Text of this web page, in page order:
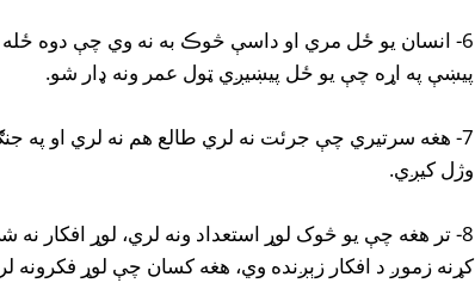
6- انسان یو ځل مري او داسې څوڪ به نه وي چې دوه
پیښې په اړه چې یو ځل پیښیږي ټول عمر ونه ډار شو.
7- هغه سرتیري چې جرئت نه لري طالع هم نه لري او
وژل کیږي.
8- تر هغه چې یو څوک لوړ استعداد ونه لري، لوړ افکار
کړنه زموږ د افکار زېږنده وي، هغه کسان چې لوړ فکرونه